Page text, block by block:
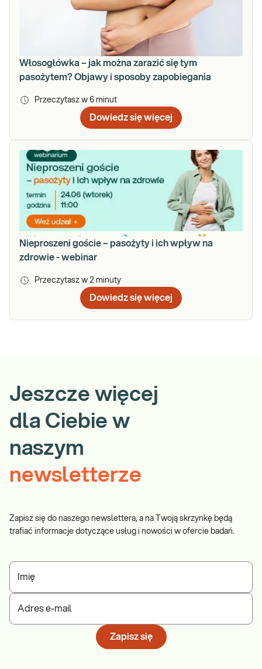
Włosogłówka – jak można zarazić się tym
pasożytem? Objawy i sposoby zapobiegania
Przeczytasz w 6 minut
Dowiedz się więcej
Nieproszeni goście – pasożyty i ich wpływ na
zdrowie - webinar
Przeczytasz w 2 minuty
Dowiedz się więcej
Jeszcze więcej
dla Ciebie w
naszym
newsletterze
Zapisz się do naszego newslettera, a na Twoją skrzynkę będą
trafiać informacje dotyczące usług i nowości w ofercie badań.
Imię
Adres e-mail
Zapisz się